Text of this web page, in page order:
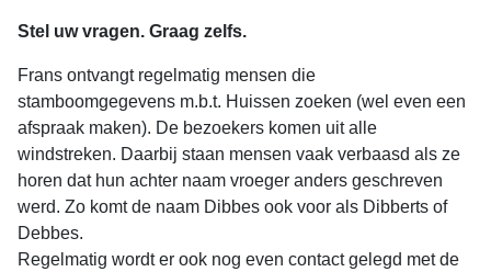
Stel uw vragen. Graag zelfs.
Frans ontvangt regelmatig mensen die
stamboomgegevens m.b.t. Huissen zoeken (wel even een
afspraak maken). De bezoekers komen uit alle
windstreken. Daarbij staan mensen vaak verbaasd als ze
horen dat hun achter naam vroeger anders geschreven
werd. Zo komt de naam Dibbes ook voor als Dibberts of
Debbes.
Regelmatig wordt er ook nog even contact gelegd met de